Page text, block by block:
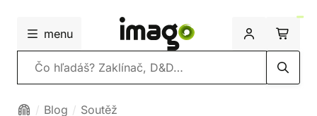
menu
Vyhľadávanie
Blog Soutěž